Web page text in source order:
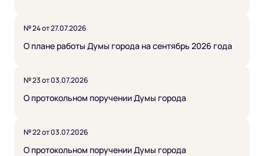
№ 24 от 27.07.2026
О плане работы Думы города на сентябрь 2026 года
№ 23 от 03.07.2026
О протокольном поручении Думы города
№ 22 от 03.07.2026
О протокольном поручении Думы города